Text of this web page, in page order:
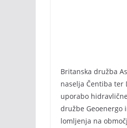
Britanska družba
naselja Čentiba ter
uporabo
družbe Geoenergo
lomljenja na